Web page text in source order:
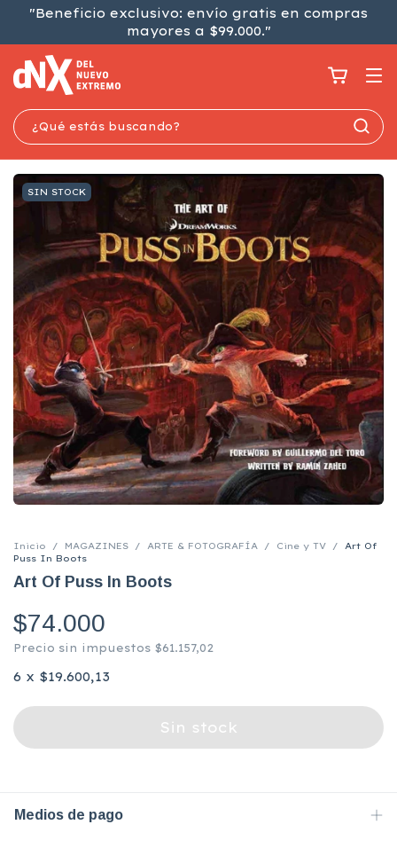
"Beneficio exclusivo: envío gratis en compras
mayores a $99.000."
SIN STOCK
Inicio / MAGAZINES / ARTE & FOTOGRAFÍA / Cine y TV /
Art Of
Puss In Boots
Art Of Puss In Boots
$74.000
Precio sin impuestos $61.157,02
6 x $19.600,13
Medios de pago